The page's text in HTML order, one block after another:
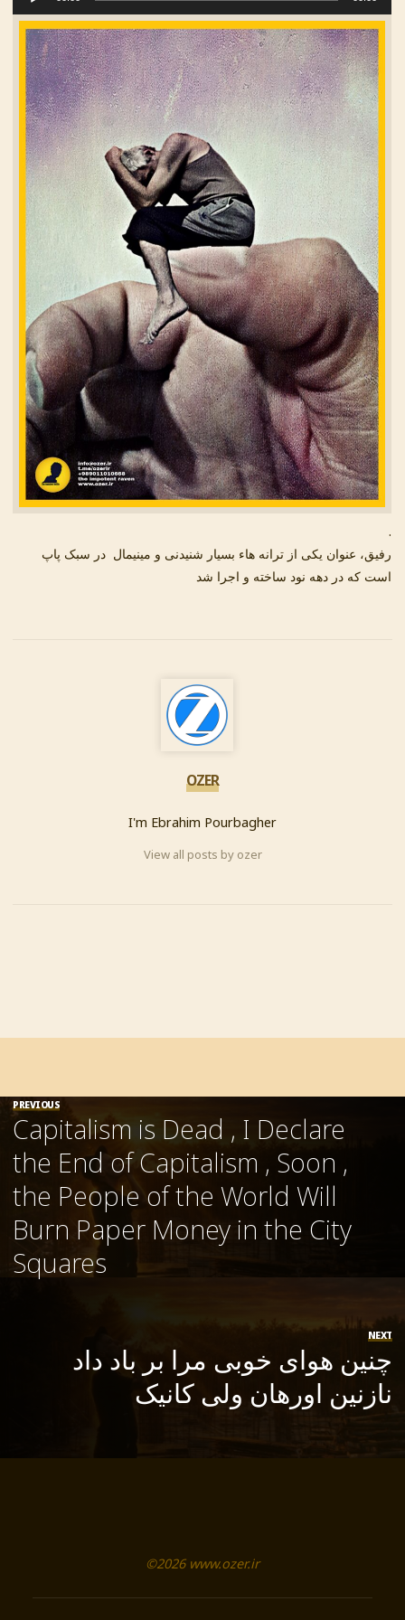
Player
.
رفیق، عنوان یکی از ترانه هاء بسیار شنیدنی و مینیمال در سبک پاپ
است که در دهه نود ساخته و اجرا شد
OZER
I'm Ebrahim Pourbagher
View all posts by ozer
PREVIOUS
Capitalism is Dead , I Declare
the End of Capitalism , Soon ,
the People of the World Will
Burn Paper Money in the City
Squares
NEXT
چنین هوای خوبی مرا بر باد داد
نازنین اورهان ولی کانیک
©2026 www.ozer.ir